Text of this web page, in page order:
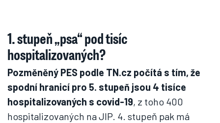
1. stupeň „psa“ pod tisíc
hospitalizovaných?
Pozměněný PES podle TN.cz počítá s tím, že
spodní hranicí pro 5. stupeň jsou 4 tisíce
hospitalizovaných s covid-19, z toho 400
hospitalizovaných na JIP. 4. stupeň pak má